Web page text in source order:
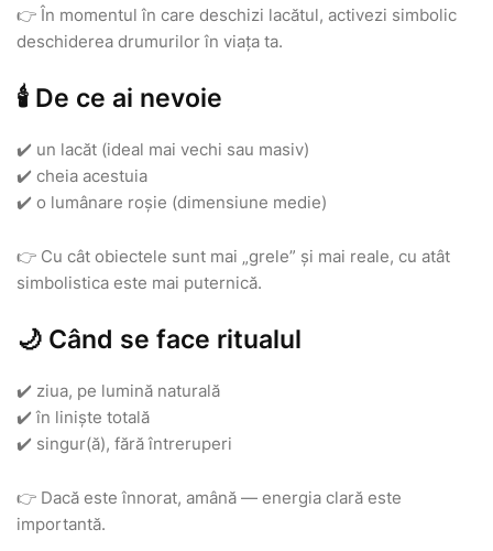
👉 În momentul în care deschizi lacătul, activezi simbolic
deschiderea drumurilor în viața ta.
🕯️ De ce ai nevoie
✔️ un lacăt (ideal mai vechi sau masiv)
✔️ cheia acestuia
✔️ o lumânare roșie (dimensiune medie)
👉 Cu cât obiectele sunt mai „grele” și mai reale, cu atât
simbolistica este mai puternică.
🌙 Când se face ritualul
✔️ ziua, pe lumină naturală
✔️ în liniște totală
✔️ singur(ă), fără întreruperi
👉 Dacă este înnorat, amână — energia clară este
importantă.